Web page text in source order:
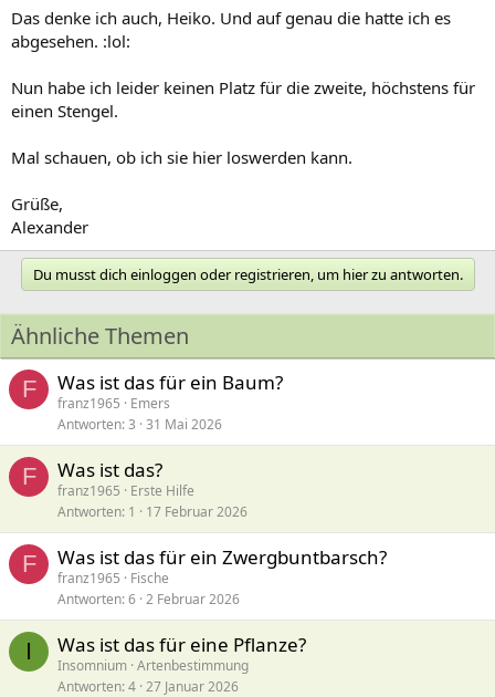
Das denke ich auch, Heiko. Und auf genau die hatte ich es
abgesehen. :lol:
Nun habe ich leider keinen Platz für die zweite, höchstens für
einen Stengel.
Mal schauen, ob ich sie hier loswerden kann.
Grüße,
Alexander
Du musst dich einloggen oder registrieren, um hier zu antworten.
Ähnliche Themen
F Was ist das für ein Baum?
franz1965
Emers
Antworten 3 31 Mai 2026
F Was ist das?
franz1965
Erste Hilfe
Antworten 1 17 Februar 2026
F Was ist das für ein Zwergbuntbarsch?
franz1965
Fische
Antworten 6 2 Februar 2026
I Was ist das für eine Pflanze?
Insomnium Artenbestimmung
Antworten 4 27 Januar 2026